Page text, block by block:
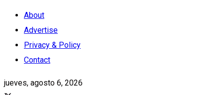
About
Advertise
Privacy & Policy
Contact
jueves, agosto 6, 2026